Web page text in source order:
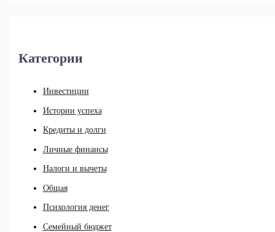
Категории
Инвестиции
Истории успеха
Кредиты и долги
Личные финансы
Налоги и вычеты
Общая
Психология денег
Семейный бюджет